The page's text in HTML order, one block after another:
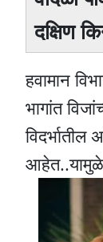
दक्षिण
हवामान
भागांत
आहेत..यामुळे